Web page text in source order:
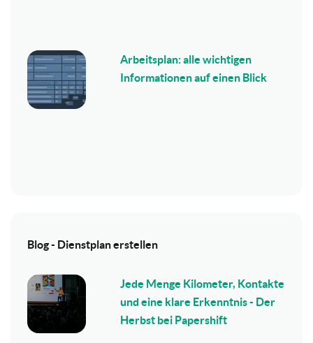
Arbeitsplan: alle wichtigen
Informationen auf einen Blick
Blog - Dienstplan erstellen
Jede Menge Kilometer, Kontakte
und eine klare Erkenntnis - Der
Herbst bei Papershift